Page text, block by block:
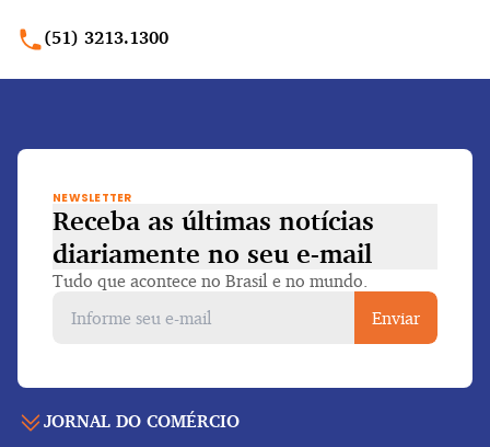
(51) 3213.1300
JORNAL DO COMÉRCIO
NEWSLETTER
Receba as últimas notícias
diariamente no seu e-mail
Tudo que acontece no Brasil e no mundo.
Enviar